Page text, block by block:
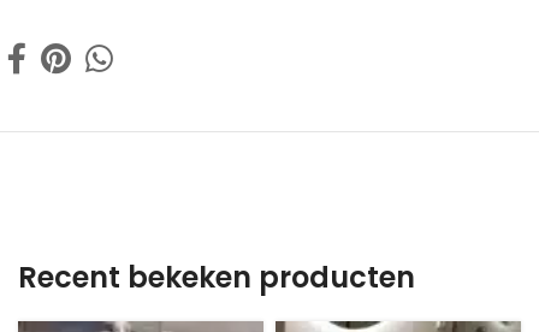
Recent bekeken producten